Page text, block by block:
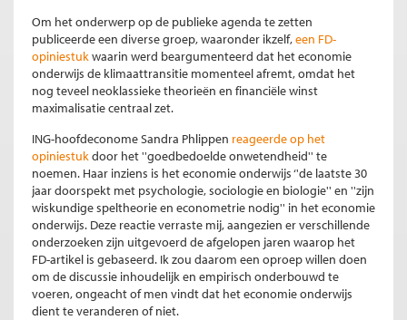
Om het onderwerp op de publieke agenda te zetten
publiceerde een diverse groep, waaronder ikzelf,een FD-
opiniestuk waarin werd beargumenteerd dat het economie
onderwijs de klimaattransitie momenteel afremt, omdat het
nog teveel neoklassieke theorieën en financiële winst
maximalisatie centraal zet.
ING-hoofdeconome Sandra Phlippen reageerde op het
opiniestuk door het ''goedbedoelde onwetendheid'' te
noemen. Haar inziens is het economie onderwijs ‘'de laatste 30
jaar doorspekt met psychologie, sociologie en biologie'' en ''zijn
wiskundige speltheorie en econometrie nodig'' in het economie
onderwijs. Deze reactie verraste mij, aangezien er verschillende
onderzoeken zijn uitgevoerd de afgelopen jaren waarop het
FD-artikel is gebaseerd. Ik zou daarom een oproep willen doen
om de discussie inhoudelijk en empirisch onderbouwd te
voeren, ongeacht of men vindt dat het economie onderwijs
dient te veranderen of niet.